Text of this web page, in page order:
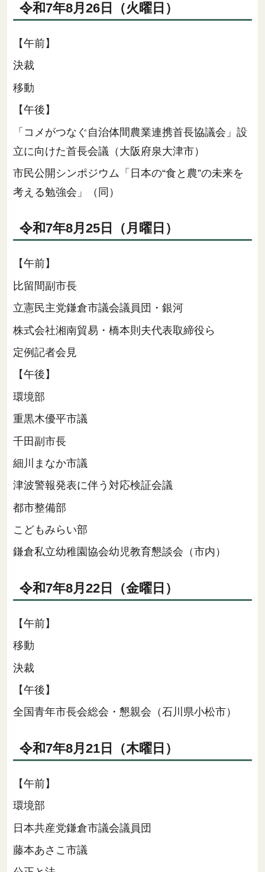
令和7年8月26日（火曜日）
【午前】
決裁
移動
【午後】
「コメがつなぐ自治体間農業連携首長協議会」設
立に向けた首長会議（大阪府泉大津市）
市民公開シンポジウム「日本の“食と農”の未来を
考える勉強会」（同）
令和7年8月25日（月曜日）
【午前】
比留間副市長
立憲民主党鎌倉市議会議員団・銀河
株式会社湘南貿易・橋本則夫代表取締役ら
定例記者会見
【午後】
環境部
重黒木優平市議
千田副市長
細川まなか市議
津波警報発表に伴う対応検証会議
都市整備部
こどもみらい部
鎌倉私立幼稚園協会幼児教育懇談会（市内）
令和7年8月22日（金曜日）
【午前】
移動
決裁
【午後】
全国青年市長会総会・懇親会（石川県小松市）
令和7年8月21日（木曜日）
【午前】
環境部
日本共産党鎌倉市議会議員団
藤本あさこ市議